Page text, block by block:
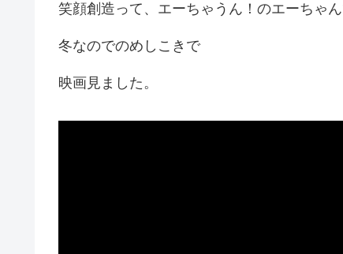
笑顔創造って、エーちゃうん！のエーちゃん
冬なのでのめしこきで
映画見ました。